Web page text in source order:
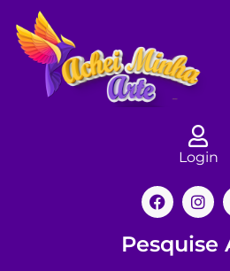
Login
Pesquise